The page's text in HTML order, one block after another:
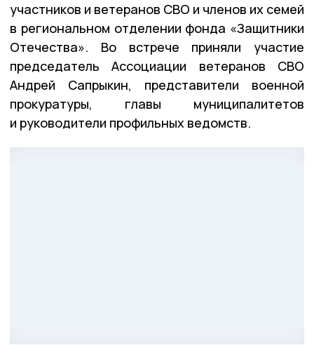
участников и ветеранов СВО и членов их семей
в региональном отделении фонда «Защитники
Отечества». Во встрече приняли участие
председатель Ассоциации ветеранов СВО
Андрей Сапрыкин, представители военной
прокуратуры, главы муниципалитетов
и руководители профильных ведомств.